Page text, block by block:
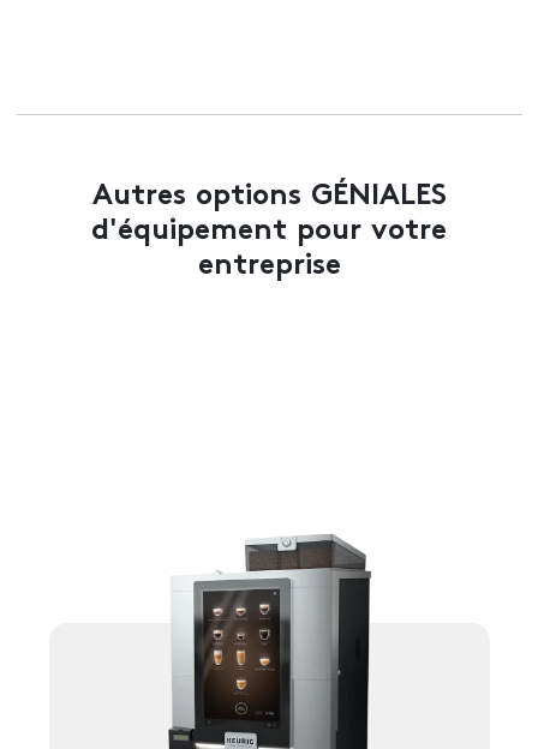
Autres options GÉNIALES
d'équipement pour votre
entreprise